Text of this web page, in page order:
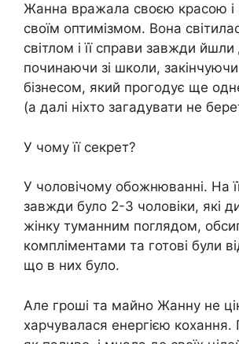
Жанна вражала своєю красою і
своїм оптимізмом. Вона
світлом і її справи завжди
починаючи зі школи,
бізнесом, який прогодує ще
(а далі ніхто загадувати не
У чому її секрет?
У чоловічому обожнюванні. На її
завжди було 2-3 чоловіки, які
жінку туманним поглядом,
компліментами та готові були
що в них було.
Але гроші та майно Жанну не
харчувалася енергією кохання.